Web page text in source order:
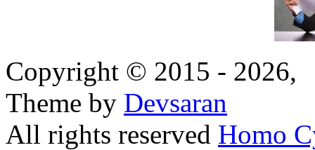
Copyright © 2015 - 2026,
Theme by Devsaran
All rights reserved Homo